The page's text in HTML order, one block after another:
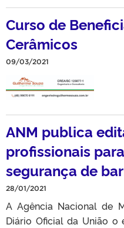
Curso de
Cerâmicos
09/03/2021
ANM publica
profissionais
segurança de
28/01/2021
A Agência Nacional de
Diário Oficial da União